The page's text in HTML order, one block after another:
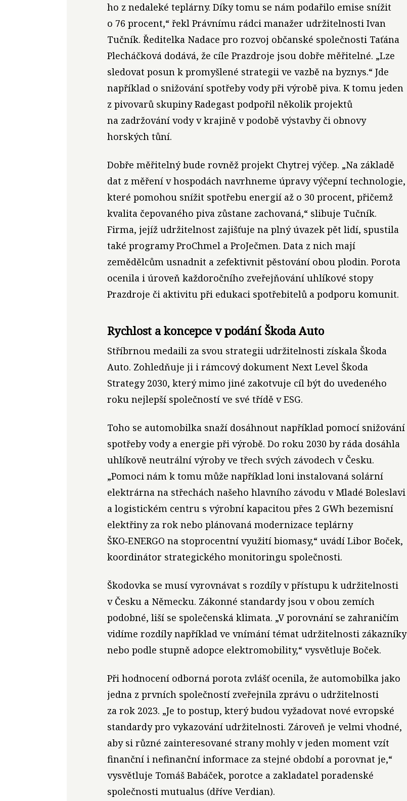
ho z nedaleké teplárny. Díky tomu se nám podařilo emise snížit
o 76 procent,“ řekl Právnímu rádci manažer udržitelnosti Ivan
Tučník. Ředitelka Nadace pro rozvoj občanské společnosti Taťána
Plecháčková dodává, že cíle Prazdroje jsou dobře měřitelné. „Lze
sledovat posun k promyšlené strategii ve vazbě na byznys.“ Jde
například o snižování spotřeby vody při výrobě piva. K tomu jeden
z pivovarů skupiny Radegast podpořil několik projektů
na zadržování vody v krajině v podobě výstavby či obnovy
horských tůní.
Dobře měřitelný bude rovněž projekt Chytrej výčep. „Na základě
dat z měření v hospodách navrhneme úpravy výčepní technologie,
které pomohou snížit spotřebu energií až o 30 procent, přičemž
kvalita čepovaného piva zůstane zachovaná,“ slibuje Tučník.
Firma, jejíž udržitelnost zajišťuje na plný úvazek pět lidí, spustila
také programy ProChmel a ProJečmen. Data z nich mají
zemědělcům usnadnit a zefektivnit pěstování obou plodin. Porota
ocenila i úroveň každoročního zveřejňování uhlíkové stopy
Prazdroje či aktivitu při edukaci spotřebitelů a podporu komunit.
Rychlost a koncepce v podání Škoda Auto
Stříbrnou medaili za svou strategii udržitelnosti získala Škoda
Auto. Zohledňuje ji i rámcový dokument Next Level Škoda
Strategy 2030, který mimo jiné zakotvuje cíl být do uvedeného
roku nejlepší společností ve své třídě v ESG.
Toho se automobilka snaží dosáhnout například pomocí snižování
spotřeby vody a energie při výrobě. Do roku 2030 by ráda dosáhla
uhlíkově neutrální výroby ve třech svých závodech v Česku.
„Pomoci nám k tomu může například loni instalovaná solární
elektrárna na střechách našeho hlavního závodu v Mladé Boleslavi
a logistickém centru s výrobní kapacitou přes 2 GWh bezemisní
elektřiny za rok nebo plánovaná modernizace teplárny
ŠKO‑ENERGO na stoprocentní využití biomasy,“ uvádí Libor Boček,
koordinátor strategického monitoringu společnosti.
Škodovka se musí vyrovnávat s rozdíly v přístupu k udržitelnosti
v Česku a Německu. Zákonné standardy jsou v obou zemích
podobné, liší se společenská klimata. „V porovnání se zahraničím
vidíme rozdíly například ve vnímání témat udržitelnosti zákazníky
nebo podle stupně adopce elektromobility,“ vysvětluje Boček.
Při hodnocení odborná porota zvlášť ocenila, že automobilka jako
jedna z prvních společností zveřejnila zprávu o udržitelnosti
za rok 2023. „Je to postup, který budou vyžadovat nové evropské
standardy pro vykazování udržitelnosti. Zároveň je velmi vhodné,
aby si různé zainteresované strany mohly v jeden moment vzít
finanční i nefinanční informace za stejné období a porovnat je,“
vysvětluje Tomáš Babáček, porotce a zakladatel poradenské
společnosti mutualus (dříve Verdian).